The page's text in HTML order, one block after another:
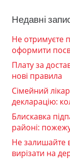
Недавні
Не отримуєте
оформити
Плату за
нові правила
Сімейний
декларацію:
Блискавка
районі:
Не залишайте
вирізати на